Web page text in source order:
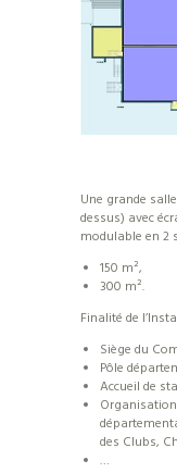
Une grande
dessus) avec
modulable en 2
150 m²,
300 m².
Finalité de
Siège du
Pôle
Accueil de
des Clubs,
…